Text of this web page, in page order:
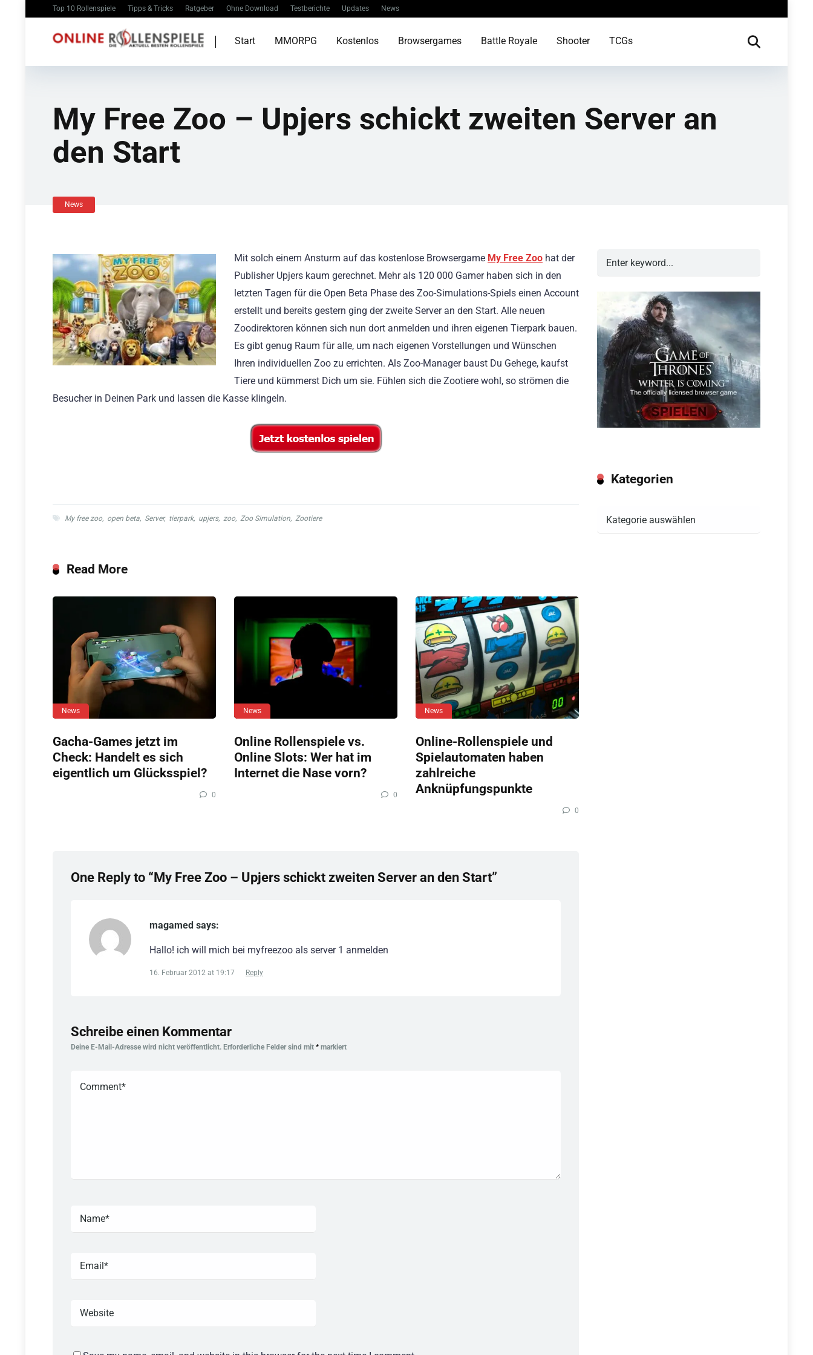
Top 10 Rollenspiele Tipps & Tricks Ratgeber Ohne Download Testberichte Updates News
Start MMORPG Kostenlos Browsergames Battle Royale Shooter TCGs
My Free Zoo – Upjers schickt zweiten Server an
den Start
News
Mit solch einem Ansturm auf das kostenlose Browsergame My Free Zoo hat der
Publisher Upjers kaum gerechnet. Mehr als 120 000 Gamer haben sich in den
letzten Tagen für die Open Beta Phase des Zoo-Simulations-Spiels einen Account
erstellt und bereits gestern ging der zweite Server an den Start. Alle neuen
Zoodirektoren können sich nun dort anmelden und ihren eigenen Tierpark bauen.
Es gibt genug Raum für alle, um nach eigenen Vorstellungen und Wünschen
Ihren individuellen Zoo zu errichten. Als Zoo-Manager baust Du Gehege, kaufst
Tiere und kümmerst Dich um sie. Fühlen sich die Zootiere wohl, so strömen die
Besucher in Deinen Park und lassen die Kasse klingeln.
My free zoo, open beta, Server, tierpark, upjers, zoo, Zoo Simulation, Zootiere
Read More
News
Gacha-Games jetzt im
Check: Handelt es sich
eigentlich um Glücksspiel?
0
News
Online Rollenspiele vs.
Online Slots: Wer hat im
Internet die Nase vorn?
0
News
Online-Rollenspiele und
Spielautomaten haben
zahlreiche
Anknüpfungspunkte
0
One Reply to “My Free Zoo – Upjers schickt zweiten Server an den Start”
magamed says:
Hallo! ich will mich bei myfreezoo als server 1 anmelden
16. Februar 2012 at 19:17 Reply
Schreibe einen Kommentar
Deine E-Mail-Adresse wird nicht veröffentlicht. Erforderliche Felder sind mit * markiert
Kategorien